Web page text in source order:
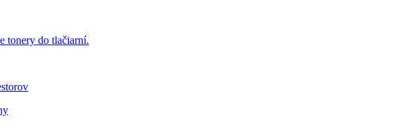
tonery do tlačiarní.